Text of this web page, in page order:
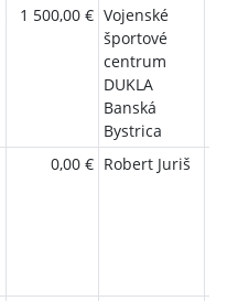
1 500,00 € Vojenské
športové
centrum
DUKLA
Banská
Bystrica
0,00 € Robert Juriš